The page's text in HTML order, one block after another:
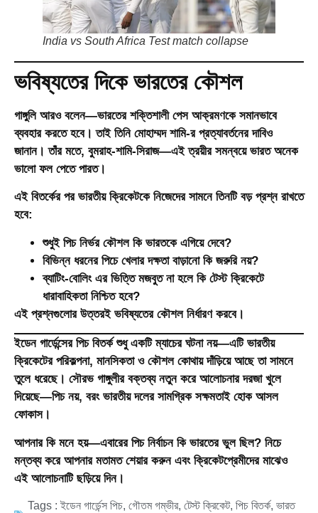
India vs South Africa Test match collapse
ভবিষ্যতের দিকে ভারতের কৌশল
গাঙ্গুলি আরও বলেন—ভারতের শক্তিশালী পেস আক্রমণকে সমানভাবে
ব্যবহার করতে হবে। তাই তিনি মোহাম্মদ শামি-র প্রত্যাবর্তনের দাবিও
জানান। তাঁর মতে, বুমরাহ-শামি-সিরাজ—এই ত্রয়ীর সমন্বয়ে ভারত অনেক
ভালো ফল পেতে পারত।
এই বিতর্কের পর ভারতীয় ক্রিকেটকে নিজেদের সামনে তিনটি বড় প্রশ্ন রাখতে
হবে:
শুধুই পিচ নির্ভর কৌশল কি ভারতকে এগিয়ে দেবে?
বিভিন্ন ধরনের পিচে খেলার দক্ষতা বাড়ানো কি জরুরি নয়?
ব্যাটিং-বোলিং এর ভিত্তি মজবুত না হলে কি টেস্ট ক্রিকেটে
ধারাবাহিকতা নিশ্চিত হবে?
এই প্রশ্নগুলোর উত্তরই ভবিষ্যতের কৌশল নির্ধারণ করবে।
ইডেন গার্ডেন্সের পিচ বিতর্ক শুধু একটি ম্যাচের ঘটনা নয়—এটি ভারতীয়
ক্রিকেটের পরিকল্পনা, মানসিকতা ও কৌশল কোথায় দাঁড়িয়ে আছে তা সামনে
তুলে ধরেছে। সৌরভ গাঙ্গুলীর বক্তব্য নতুন করে আলোচনার দরজা খুলে
দিয়েছে—পিচ নয়, বরং ভারতীয় দলের সামগ্রিক সক্ষমতাই হোক আসল
ফোকাস।
আপনার কি মনে হয়—এবারের পিচ নির্বাচন কি ভারতের ভুল ছিল? নিচে
মন্তব্য করে আপনার মতামত শেয়ার করুন এবং ক্রিকেটপ্রেমীদের মাঝেও
এই আলোচনাটি ছড়িয়ে দিন।
Tags : ইডেন গার্ডেন্স পিচ, গৌতম গম্ভীর, টেস্ট ক্রিকেট, পিচ বিতর্ক, ভারত